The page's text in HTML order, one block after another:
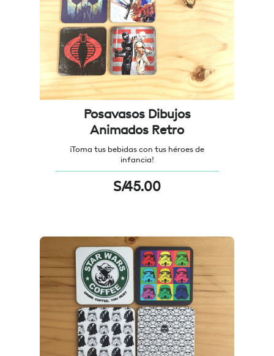
Posavasos Dibujos
Animados Retro
¡Toma tus bebidas con tus héroes de
infancia!
S/45.00